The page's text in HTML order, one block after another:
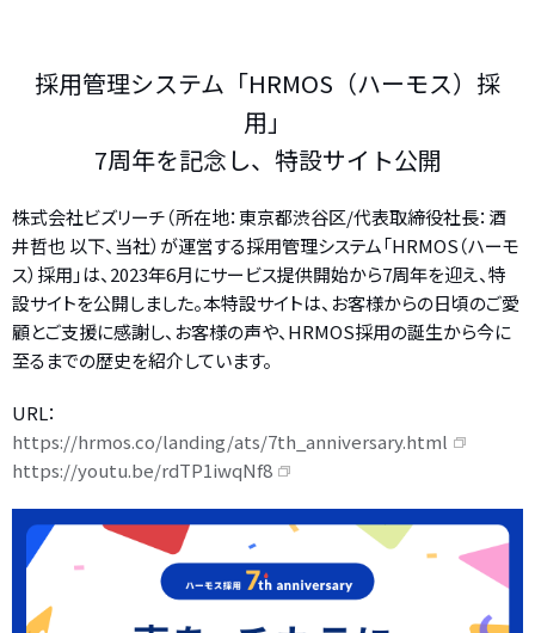
採用管理システム「HRMOS（ハーモス）採
用」
7周年を記念し、特設サイト公開
株式会社ビズリーチ（所在地：東京都渋谷区/代表取締役社長：酒
井哲也 以下、当社）が運営する採用管理システム「HRMOS（ハーモ
ス）採用」は、2023年6月にサービス提供開始から7周年を迎え、特
設サイトを公開しました。本特設サイトは、お客様からの日頃のご愛
顧とご支援に感謝し、お客様の声や、HRMOS採用の誕生から今に
至るまでの歴史を紹介しています。
URL：
https://hrmos.co/landing/ats/7th_anniversary.html
https://youtu.be/rdTP1iwqNf8